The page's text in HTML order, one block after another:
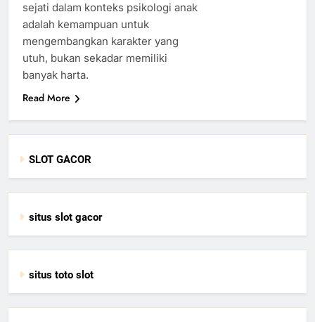
sejati dalam konteks psikologi anak
adalah kemampuan untuk
mengembangkan karakter yang
utuh, bukan sekadar memiliki
banyak harta.
Read More
SLOT GACOR
situs slot gacor
situs toto slot